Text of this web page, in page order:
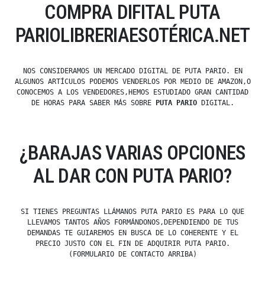
COMPRA DIFITAL PUTA
PARIOLIBRERIAESOTÉRICA.NET
NOS CONSIDERAMOS UN MERCADO DIGITAL DE PUTA PARIO. EN
ALGUNOS ARTÍCULOS PODEMOS VENDERLOS POR MEDIO DE AMAZON,O
CONOCEMOS A LOS VENDEDORES,HEMOS ESTUDIADO GRAN CANTIDAD
DE HORAS PARA SABER MÁS SOBRE
PUTA PARIODIGITAL.
¿BARAJAS VARIAS OPCIONES
AL DAR CON PUTA PARIO?
SI TIENES PREGUNTAS LLÁMANOS PUTA PARIO ES PARA LO QUE
LLEVAMOS TANTOS AÑOS FORMÁNDONOS,DEPENDIENDO DE TUS
DEMANDAS TE GUIAREMOS EN BUSCA DE LO COHERENTE Y EL
PRECIO JUSTO CON EL FIN DE ADQUIRIR PUTA PARIO.
(FORMULARIO DE CONTACTO ARRIBA)